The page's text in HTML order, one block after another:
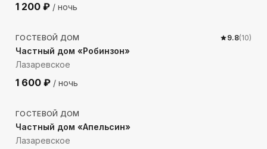
1 200 ₽ / ночь
1321 м до моря
ГОСТЕВОЙ ДОМ 9.8(10)
Частный дом «Робинзон»
Лазаревское
1 600 ₽ / ночь
71 м до моря
ГОСТЕВОЙ ДОМ
Частный дом «Апельсин»
Лазаревское